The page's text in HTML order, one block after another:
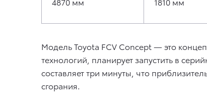
Модель Toyota FCV Concept — это
технологий, планирует запустить в
составляет три минуты, что
сгорания.